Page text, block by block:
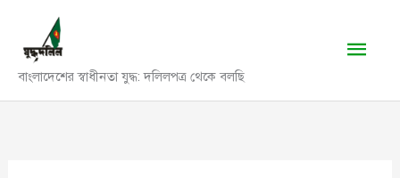
content
বাংলাদেশের স্বাধীনতা যুদ্ধ: দলিলপত্র থেকে বলছি
Main